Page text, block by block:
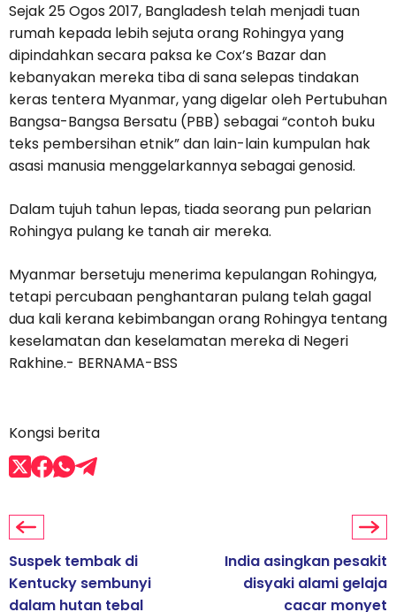
Sejak 25 Ogos 2017, Bangladesh telah menjadi tuan
rumah kepada lebih sejuta orang Rohingya yang
dipindahkan secara paksa ke Cox’s Bazar dan
kebanyakan mereka tiba di sana selepas tindakan
keras tentera Myanmar, yang digelar oleh Pertubuhan
Bangsa-Bangsa Bersatu (PBB) sebagai “contoh buku
teks pembersihan etnik” dan lain-lain kumpulan hak
asasi manusia menggelarkannya sebagai genosid.
Dalam tujuh tahun lepas, tiada seorang pun pelarian
Rohingya pulang ke tanah air mereka.
Myanmar bersetuju menerima kepulangan Rohingya,
tetapi percubaan penghantaran pulang telah gagal
dua kali kerana kebimbangan orang Rohingya tentang
keselamatan dan keselamatan mereka di Negeri
Rakhine.- BERNAMA-BSS
Kongsi berita
Suspek tembak di
Kentucky sembunyi
dalam hutan tebal
India asingkan pesakit
disyaki alami gelaja
cacar monyet